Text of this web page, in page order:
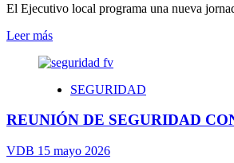
MALVINAS
El Ejecutivo local programa una nueva
Leer másLeer
sobre
SERVICIOS
SALUD
EN
SEGURIDAD
REUNIÓN DE SEGURIDAD
VDB 15 mayo 2026